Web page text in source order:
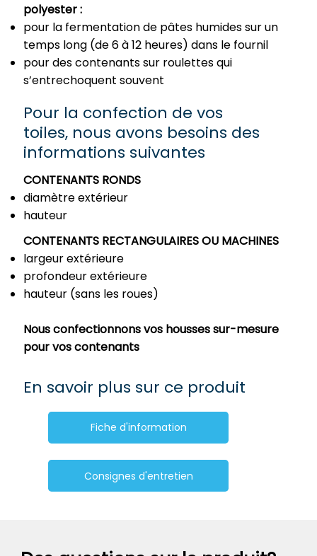
polyester :
pour la fermentation de pâtes humides sur un
temps long (de 6 à 12 heures) dans le fournil
pour des contenants sur roulettes qui
s’entrechoquent souvent
Pour la confection de vos
toiles, nous avons besoins des
informations suivantes
CONTENANTS RONDS
diamètre extérieur
hauteur
CONTENANTS RECTANGULAIRES OU MACHINES
largeur extérieure
profondeur extérieure
hauteur (sans les roues)
Nous confectionnons vos housses sur-mesure
pour vos contenants
En savoir plus sur ce produit
Fiche d'information
Consignes d'entretien